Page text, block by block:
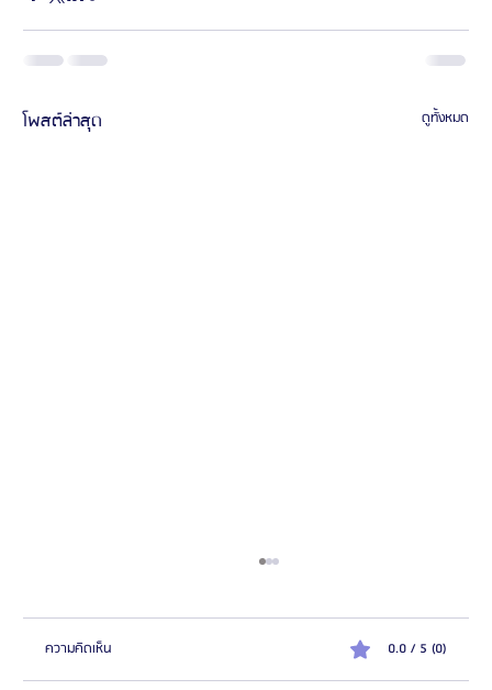
โพสต์ล่าสุด ดูทั้งหมด
ความคิดเห็น 0.0 / 5 (0)